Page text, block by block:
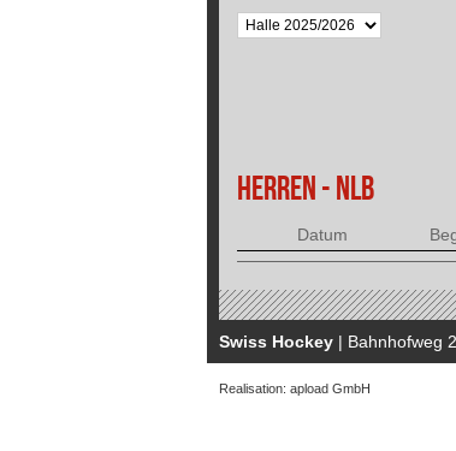
HERREN - NLB
Datum
Swiss Hockey | Bahnhofweg
Realisation: apload GmbH